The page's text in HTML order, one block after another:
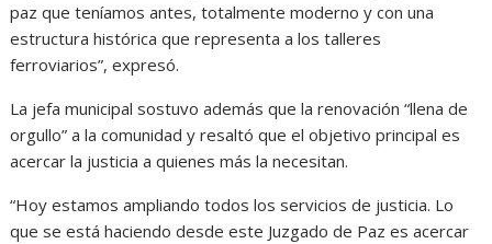
paz que teníamos antes, totalmente moderno y con una
estructura histórica que representa a los talleres
ferroviarios”, expresó.
La jefa municipal sostuvo además que la renovación “llena de
orgullo” a la comunidad y resaltó que el objetivo principal es
acercar la justicia a quienes más la necesitan.
“Hoy estamos ampliando todos los servicios de justicia. Lo
que se está haciendo desde este Juzgado de Paz es acercar